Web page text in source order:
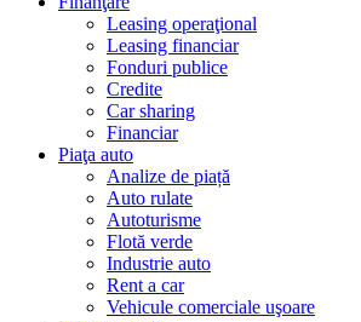
Leasing operaţional
Leasing financiar
Fonduri publice
Credite
Car sharing
Financiar
Piaţa auto
Analize de piață
Auto rulate
Autoturisme
Flotă verde
Industrie auto
Rent a car
Vehicule comerciale uşoare